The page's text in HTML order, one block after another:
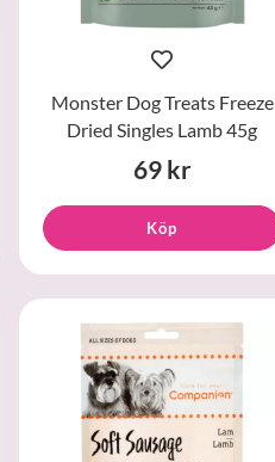
Monster Dog Treats Freeze
Dried Singles Lamb 45g
69 kr
Köp